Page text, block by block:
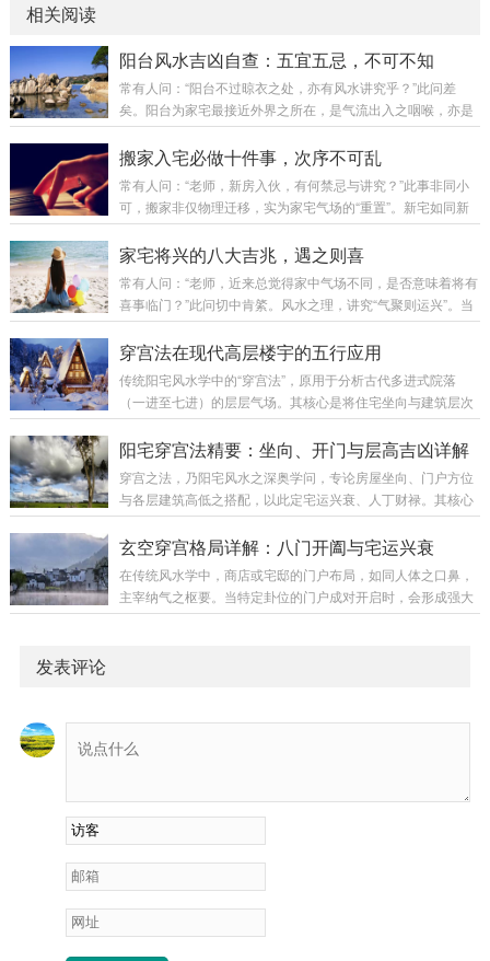
相关阅读
阳台风水吉凶自查：五宜五忌，不可不知
常有人问：“阳台不过晾衣之处，亦有风水讲究乎？”此问差
矣。阳台为家宅最接近外界之所在，是气流出入之咽喉，亦是
视野格局之眼目。阳台吉则财气顺，阳台凶则煞气入。今日便
为诸位详列阳台风水之核心要诀，以便对照调整。第一章：好
独厚之吉象：环境类型风水寓意视野开阔，面向公园、花园生
气充足，贵人运旺面向河流、湖泊（活水）财运亨通，财源广
持距离）气场清净，平安吉祥第二章：坏风水的阳台环...
搬家入宅必做十件事，次序不可乱
常有人问：“老师，新房入伙，有何禁忌与讲究？”此事非同小
可，搬家非仅物理迁移，实为家宅气场的“重置”。新宅如同新
纸，落笔第一划，奠定整幅画卷之基调，故不可不慎。今日便
为诸位详述搬家入宅之完整流程与核心要诀。第一章：择日与
搬家非周末闲事，须择吉而行。避凶：避开农历七月（鬼
月）；避开与家中成员属相相冲之日。趋吉：宜选老黄历标
午7至11点为佳，此时阳气旺盛，最宜搬迁。下...
家宅将兴的八大吉兆，遇之则喜
常有人问：“老师，近来总觉得家中气场不同，是否意味着将有
喜事临门？”此问切中肯綮。风水之理，讲究“气聚则运兴”。当
好运即将来临时，家宅气场必先发生变化，并显现出种种征
兆。今日便将民间传承中最灵验的八种家宅兴旺之兆，一一列
现象：家中绿植无缘由地枝繁叶茂，叶片油亮反光，或多年未
开花的植物突然绽放。原理：植物最为敏感，能感知气场之好
业与财富，此为财气正在汇聚的前奏。对照...
穿宫法在现代高层楼宇的五行应用
传统阳宅风水学中的“穿宫法”，原用于分析古代多进式院落
（一进至七进）的层层气场。其核心是将住宅坐向与建筑层次
结合，以五行相生之理推断各层吉凶。此法虽源于平面建筑，
但其五行流转的原理，同样可延展应用于现代高层楼宇的楼层
的五行属性仅由坐向决定：坐向为正东、正南、正西、正北
（四正位）的楼宇，其第一层（及整栋楼的基准五行）属金，
宇，其第一层（及整栋楼的基准五行）属土，称为“土...
阳宅穿宫法精要：坐向、开门与层高吉凶详解
穿宫之法，乃阳宅风水之深奥学问，专论房屋坐向、门户方位
与各层建筑高低之搭配，以此定宅运兴衰、人丁财禄。其核心
在于使吉星（贪狼、巨门、武曲、辅弼）所在方位之房屋高大
得势，凶星（禄存、文曲、廉贞、破军）所在处宜低伏，并讲
层气：自头层起，依“水→木→火→土→金”之序，五行相生，
循环往复。各层房屋之五行属性，须与所在方位之卦气生合为
玄空穿宫格局详解：八门开阖与宅运兴衰
在传统风水学中，商店或宅邸的门户布局，如同人体之口鼻，
主宰纳气之枢要。当特定卦位的门户成对开启时，会形成强大
的气场流通，古人称之为“穿宫”。不同组合引动不同星气，吉
部布局（如收银台）偶有失当，吉气亦能扶持大局，令生意稳
中有升。若为阳宅，则官运亨通，发财迅速。2...
发表评论